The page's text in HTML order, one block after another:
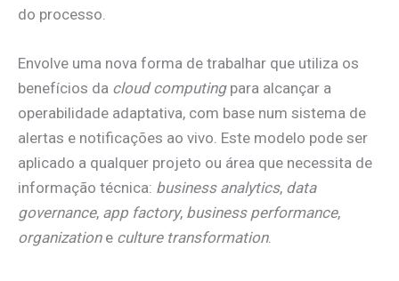
do processo.
Envolve uma nova forma de trabalhar que utiliza os
benefícios da cloud computing para alcançar a
operabilidade adaptativa, com base num sistema de
alertas e notificações ao vivo. Este modelo pode ser
aplicado a qualquer projeto ou área que necessita de
informação técnica: business analytics, data
governance, app factory, business performance,
organizatione culture transformation.